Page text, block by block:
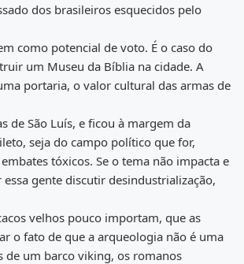
dos brasileiros esquecidos pelo
como potencial de voto. É o caso do
um Museu da Bíblia na cidade. A
portaria, o valor cultural das armas de
de São Luís, e ficou à margem da
seja do campo político que for,
tóxicos. Se o tema não impacta e
gente discutir desindustrialização,
velhos pouco importam, que as
o fato de que a arqueologia não é uma
de um barco viking, os romanos